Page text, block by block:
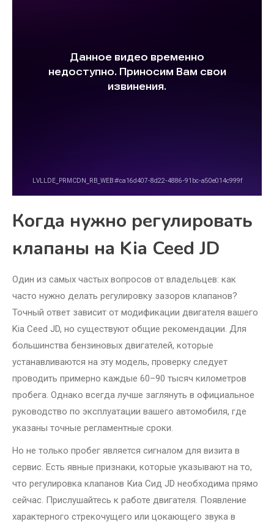
Когда нужно регулировать
клапаны на Kia Ceed JD
Один из самых частых вопросов от владельцев: как
часто нужно делать регулировку зазоров клапанов?
Точный ответ зависит от модификации двигателя вашего
Kia Ceed JD, но существуют общие рекомендации. Для
большинства бензиновых двигателей, которые
устанавливаются на эту модель, проверку следует
проводить примерно каждые 60–90 тысяч километров
пробега. Однако всегда лучше заглянуть в официальное
руководство по эксплуатации вашего автомобиля, где
указаны точные регламентные сроки.
Но не только пробег является сигналом для визита в
сервис. Есть явные признаки, которые указывают на то,
что регулировка клапанов Киа Сид JD необходима прямо
сейчас. Прислушайтесь к работе двигателя. Появление
характерного стрекочущего или цокающего звука в